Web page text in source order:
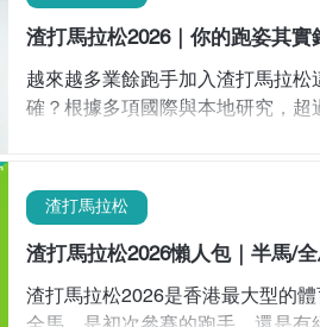
渣打馬拉松2026｜你的跑姿其實
越來越多業餘跑手加入渣打馬拉
確？根據多項國際與本地研究，
步質素！ 你的跑姿正確嗎？ 每個
港，大部分馬拉松或長跑愛好者都
點。你有否想過，其實很多慢性痛
亦會增加腳踭落地衝擊，造成傷患
渣打馬拉松2026懶人包｜半馬/
渣打馬拉松2026是香港最大型的
渣打馬拉松